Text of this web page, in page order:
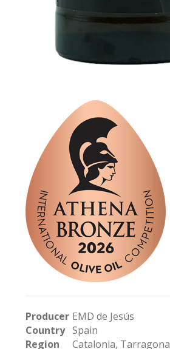
Producer EMD de Jesús
Country Spain
Region
Catalonia, Tarragona